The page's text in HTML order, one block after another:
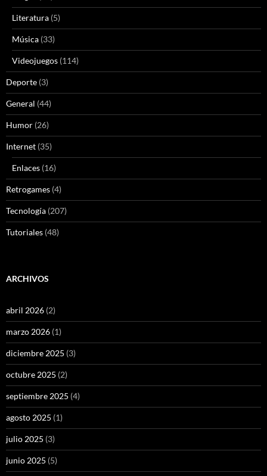
Literatura (5)
Música (33)
Videojuegos (114)
Deporte (3)
General (44)
Humor (26)
Internet (35)
Enlaces (16)
Retrogames (4)
Tecnología (207)
Tutoriales (48)
ARCHIVOS
abril 2026 (2)
marzo 2026 (1)
diciembre 2025 (3)
octubre 2025 (2)
septiembre 2025 (4)
agosto 2025 (1)
julio 2025 (3)
junio 2025 (5)